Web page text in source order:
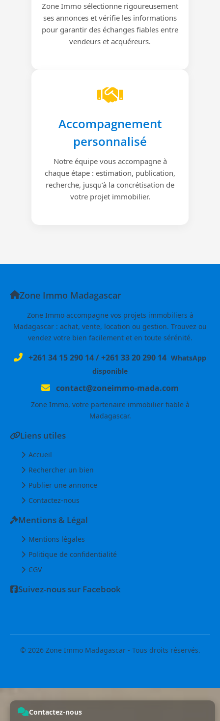
Zone Immo sélectionne rigoureusement
ses annonces et vérifie les informations
pour garantir des échanges fiables entre
vendeurs et acquéreurs.
Accompagnement
personnalisé
Notre équipe vous accompagne à
chaque étape : estimation, publication,
recherche, jusqu’à la concrétisation de
votre projet immobilier.
Zone Immo Madagascar
Zone Immo accompagne vos projets immobiliers à
Madagascar : achat, vente, location ou gestion. Trouvez ou
vendez votre bien facilement et en toute sérénité.
+261 34 15 290 14/+261 33 20 290 14 WhatsApp
disponible
contact@zoneimmo-mada.com
Zone Immo, votre partenaire immobilier fiable à
Madagascar.
Liens utiles
Accueil
Rechercher un bien
Publier une annonce
Contactez-nous
Mentions & Légal
Mentions légales
Politique de confidentialité
CGV
Suivez-nous sur Facebook
© 2026 Zone Immo Madagascar - Tous droits réservés.
Contactez-nous